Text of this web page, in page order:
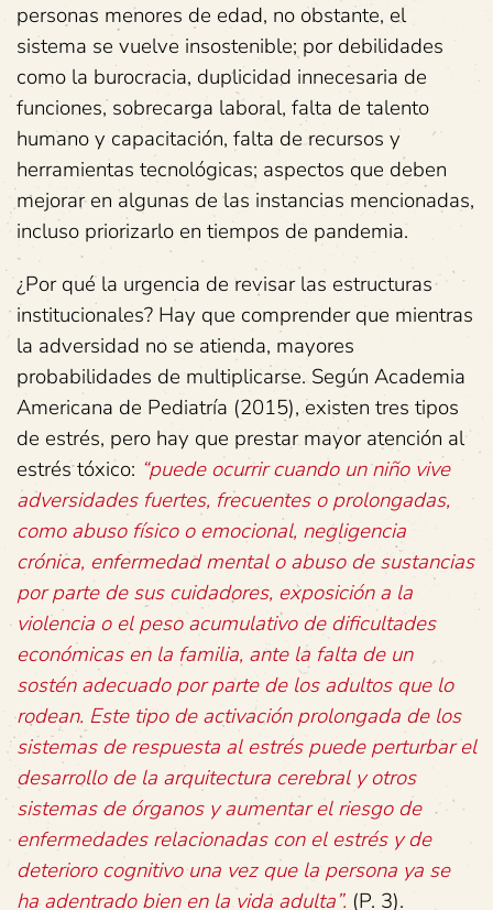
personas menores de edad, no obstante, el
sistema se vuelve insostenible; por debilidades
como la burocracia, duplicidad innecesaria de
funciones, sobrecarga laboral, falta de talento
humano y capacitación, falta de recursos y
herramientas tecnológicas; aspectos que deben
mejorar en algunas de las instancias mencionadas,
incluso priorizarlo en tiempos de pandemia.
¿Por qué la urgencia de revisar las estructuras
institucionales? Hay que comprender que mientras
la adversidad no se atienda, mayores
probabilidades de multiplicarse. Según Academia
Americana de Pediatría (2015), existen tres tipos
de estrés, pero hay que prestar mayor atención al
estrés tóxico: “puede ocurrir cuando un niño vive
adversidades fuertes, frecuentes o prolongadas,
como abuso físico o emocional, negligencia
crónica, enfermedad mental o abuso de sustancias
por parte de sus cuidadores, exposición a la
violencia o el peso acumulativo de dificultades
económicas en la familia, ante la falta de un
sostén adecuado por parte de los adultos que lo
rodean. Este tipo de activación prolongada de los
sistemas de respuesta al estrés puede perturbar el
desarrollo de la arquitectura cerebral y otros
sistemas de órganos y aumentar el riesgo de
enfermedades relacionadas con el estrés y de
deterioro cognitivo una vez que la persona ya se
ha adentrado bien en la vida adulta”. (P. 3).